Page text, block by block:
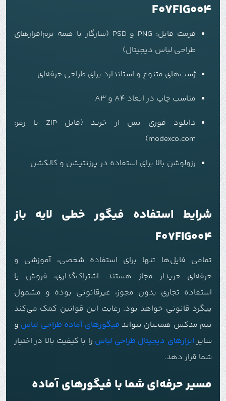
F07FIG004
فرمت فایل: PNG و PSD (سازگار با همه نرم‌افزارهای
طراحی لباس دیجیتال)
ژست‌های متنوع و استاندارد برای طراحی حرفه‌ای
مناسب چاپ در ابعاد A4 و A3
دانلود فوری پس از خرید (فایل ZIP با رمز:
modexco.com)
رزولوشن بالا برای استفاده در پرزنتیشن و کالکشن
شرایط استفاده فیگور خطی لایه باز
F07FIG004
تمامی فایل‌ها تنها برای استفاده شخصی، آموزشی و
حرفه‌ای خریدار مجاز هستند. اشتراک‌گذاری، فروش یا
استفاده تجاری بدون مجوز، غیرقانونی بوده و مشمول
پیگرد قانونی خواهد بود. رعایت این قوانین کمک می‌کند
تیم مدکس همچنان بتواند فیگورهای آماده طراحی لباس و
سایر ابزارهای دیجیتال طراحی لباس را با کیفیت بالا در اختیار
شما قرار دهد.
مسیر حرفه‌ای شما با فیگورهای آماده